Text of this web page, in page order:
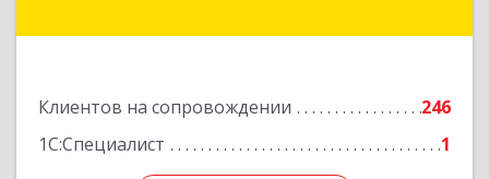
Клиентов на сопровождении
246
1С:Специалист
1